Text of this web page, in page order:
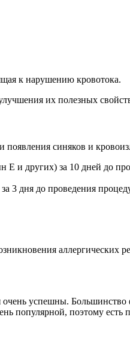
к нарушению кровотока.
их полезных
синяков и
Е и других) за 10 дней до
3 дня до проведения
аллергических
успешны.
популярной, поэтому есть